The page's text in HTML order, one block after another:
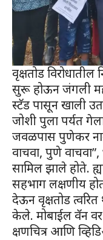
वृक्षतोड विरोधातील
सुरू होऊन जंगली
स्टॅड पासून खाली
जोशी पुला पर्यत
जवळपास पुणेकर
वाचवा, पुणे
सामिल झाले होते.
सहभाग लक्षणीय
देऊन वृक्षतोड
केले. मोबाईल वॅन वर
क्षणचित्र आणि